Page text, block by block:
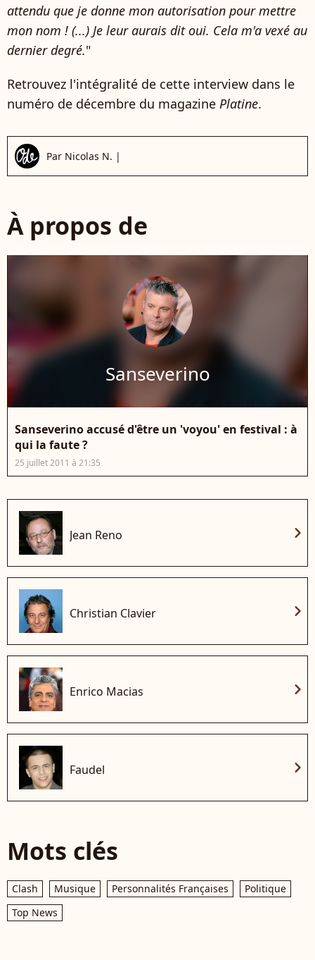
attendu que je donne mon autorisation pour mettre
mon nom ! (...) Je leur aurais dit oui. Cela m'a vexé au
dernier degré."
Retrouvez l'intégralité de cette interview dans le
numéro de décembre du magazine Platine.
Par Nicolas N. |
À propos de
Sanseverino
Sanseverino accusé d'être un 'voyou' en festival : à
qui la faute ?
25 juillet 2011 à 21:35
Jean Reno chevron_right
Christian Clavier chevron_right
Enrico Macias chevron_right
Faudel chevron_right
Mots clés
Clash Musique Personnalités Françaises
Politique
Top News